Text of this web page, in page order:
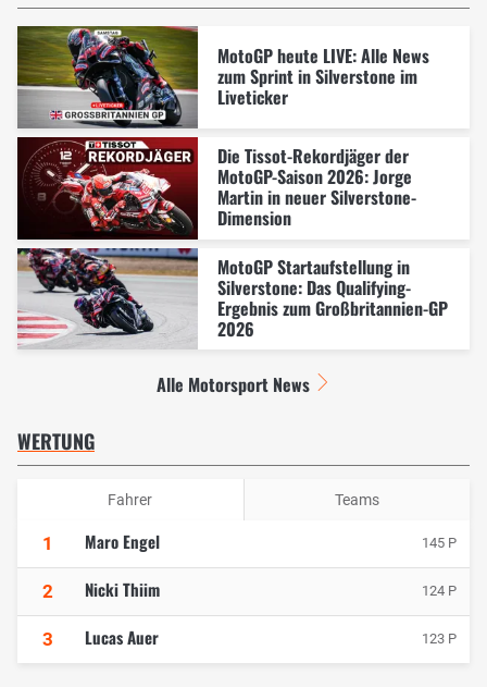
MotoGP heute LIVE: Alle News
zum Sprint in Silverstone im
Liveticker
Die Tissot-Rekordjäger der
MotoGP-Saison 2026: Jorge
Martin in neuer Silverstone-
Dimension
MotoGP Startaufstellung in
Silverstone: Das Qualifying-
Ergebnis zum Großbritannien-GP
2026
Alle Motorsport News
WERTUNG
Fahrer Teams
1 Maro Engel 145 P
2 Nicki Thiim 124 P
3 Lucas Auer 123 P